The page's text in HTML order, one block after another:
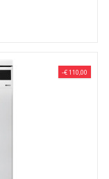
-€ 110,00